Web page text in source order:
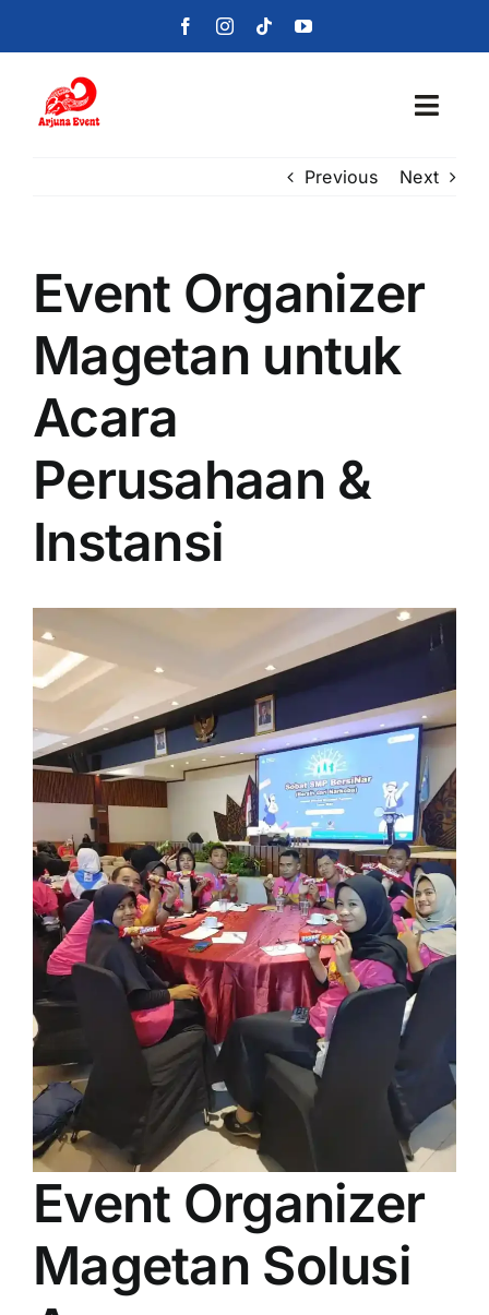
Beranda
Foto
Portofolio
PRICELIST
Previous Next
Event Organizer
Magetan untuk
Acara
Perusahaan &
Instansi
Event Organizer
Magetan Solusi